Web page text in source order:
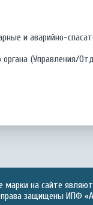
и аварийно-
органа (Управления/
марки на сайте
защищены ИПФ